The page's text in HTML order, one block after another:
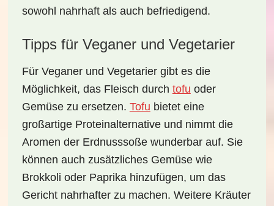
sowohl nahrhaft als auch befriedigend.
Tipps für Veganer und Vegetarier
Für Veganer und Vegetariergibt es die
Möglichkeit, das Fleisch durch tofu oder
Gemüsezu ersetzen. Tofu bietet eine
großartige Proteinalternative und nimmt die
Aromen der Erdnusssoße wunderbar auf. Sie
können auch zusätzliches Gemüse wie
Brokkoli oder Paprikahinzufügen, um das
Gericht nahrhafter zu machen. Weitere Kräuter